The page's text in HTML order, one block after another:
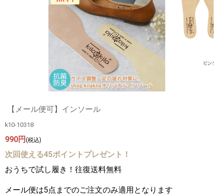
【メール便可】インソール
k10-10318
990円 (税込)
次回使える45ポイントプレゼント！
おうちで試し履き！往復送料無料
メール便は5点までのご注文のみ適用となります